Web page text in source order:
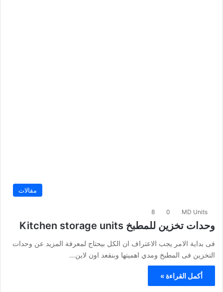
مقالات
MD Units
0
8
وحدات تخزين للمطبخ Kitchen storage units
فى بداية الامر يجب الاعتراف ان الكل بيحتاج لمعرفة المزيد عن وحدات
التخزين فى المطبخ ومدي اهميتها وبنقعد اون لاين…
أكمل القراءة »